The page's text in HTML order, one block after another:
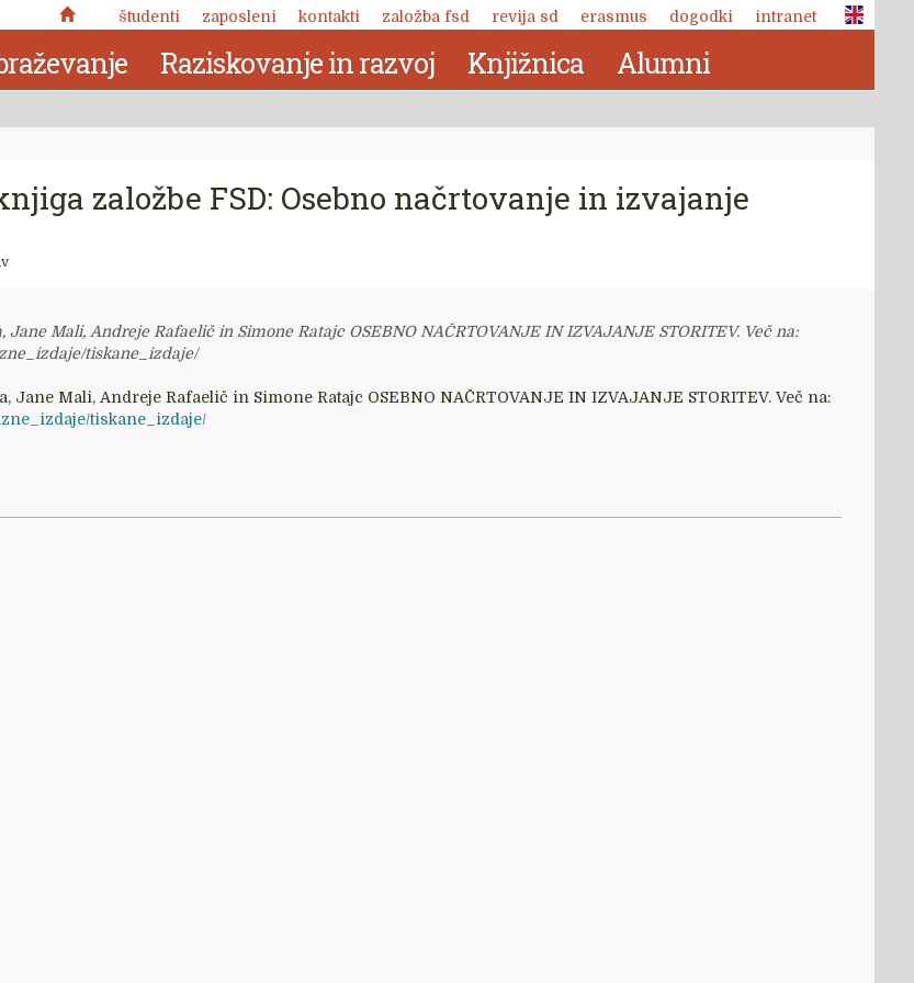
Nuja pomena: zabeležke o
študenti zaposleni kontakti založba fsd revija sd erasmus dogodki intranet
Raziskovanje in razvoj Knjižnica Alumni
založbe FSD: Osebno načrtovanje in izvajanje
Mali, Andreje Rafaelič in Simone Ratajc OSEBNO NAČRTOVANJE IN IZVAJANJE STORITEV. Več na:
tiskane_izdaje/
Jane Mali, Andreje Rafaelič in Simone Ratajc OSEBNO NAČRTOVANJE IN IZVAJANJE STORITEV. Več na:
tiskane_izdaje/